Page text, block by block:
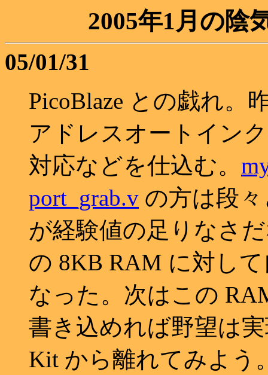
2005年1月の陰
05/01/31
PicoBlaze との戯れ。
アドレスオートイン
対応などを仕込む。
port_grab.v の方は段
が経験値の足りなさ
の 8KB RAM に対し
なった。次はこの
書き込めれば野望は
Kit から離れてみよう